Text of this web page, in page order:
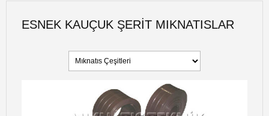
ESNEK KAUÇUK ŞERIT MIKNATISLAR